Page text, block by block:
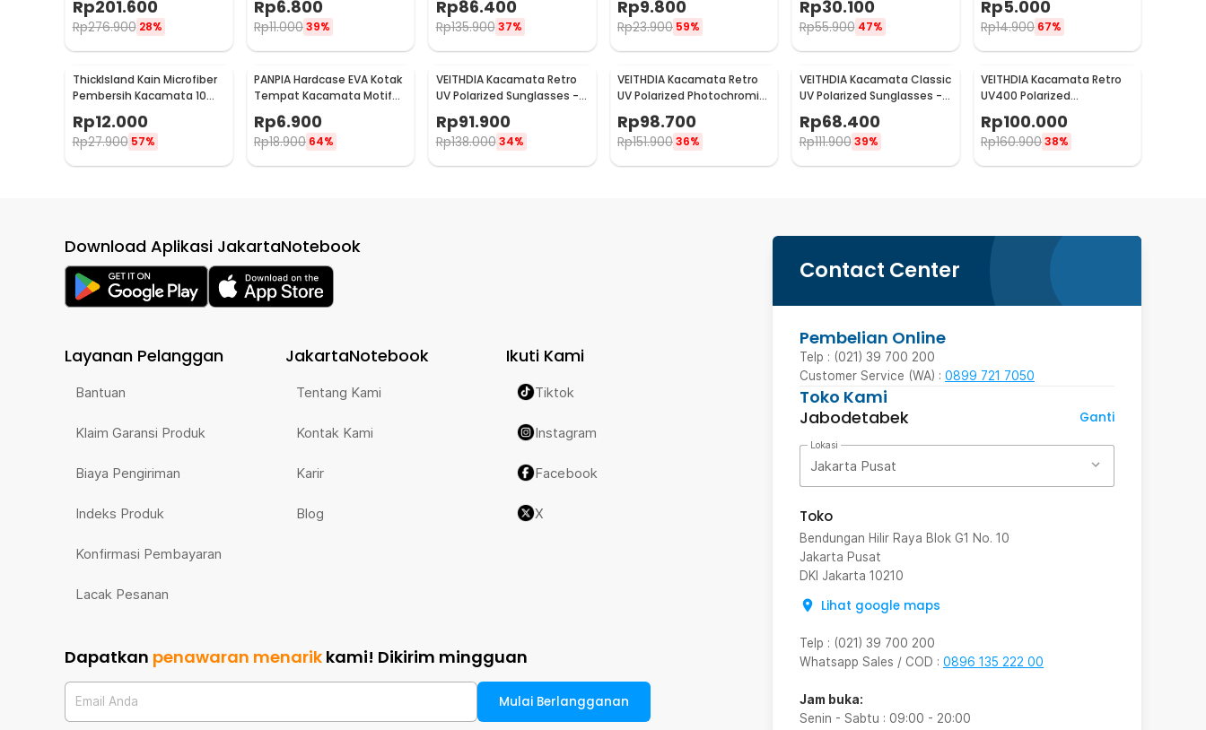
SWK78
Rp201.600
Rp276.900 28%
Rp6.800
Rp11.00039%
2462
Rp86.400
Rp135.900 37%
Rp9.800
Rp23.900 59%
Rp30.100
Rp55.900 47%
Rp5.000
Rp14.900 67%
ThickIsland Kain Microfiber
Pembersih Kacamata 10
Rp12.000
Rp27.900 57%
PANPIA Hardcase EVA Kotak
Tempat Kacamata Motif
Mesh - JL-10029
Rp6.900
Rp18.900 64%
VEITHDIA Kacamata Retro
UV Polarized Sunglasses -
Rp91.900
Rp138.000 34%
VEITHDIA Kacamata Retro
UV Polarized Photochromic
Sunglasses - 6108
Rp98.700
Rp151.90036%
VEITHDIA Kacamata Classic
UV Polarized Sunglasses -
V7018
Rp68.400
Rp111.900 39%
VEITHDIA Kacamata Retro
UV400 Polarized
Rp100.000
Rp160.90038%
Contact Center
Pembelian Online
Telp : (021) 39 700 200
Customer Service (WA) : 0899 721 7050
Toko Kami
Jabodetabek
Ganti
Lokasi
Jakarta Pusat
Toko
Bendungan Hilir Raya Blok G1 No. 10
Jakarta Pusat
DKI Jakarta 10210
Lihat google maps
Telp : (021) 39 700 200
Whatsapp Sales / COD : 0896 135 222 00
Jam buka:
Senin - Sabtu : 09:00 - 20:00
Download Aplikasi JakartaNotebook
Layanan Pelanggan
Bantuan
Klaim Garansi Produk
Biaya Pengiriman
Indeks Produk
Konfirmasi Pembayaran
Lacak Pesanan
JakartaNotebook
Tentang Kami
Kontak Kami
Karir
Blog
Ikuti Kami
Tiktok
Instagram
Facebook
X
Dapatkan penawaran menarik kami! Dikirim mingguan
Email Anda Mulai Berlangganan